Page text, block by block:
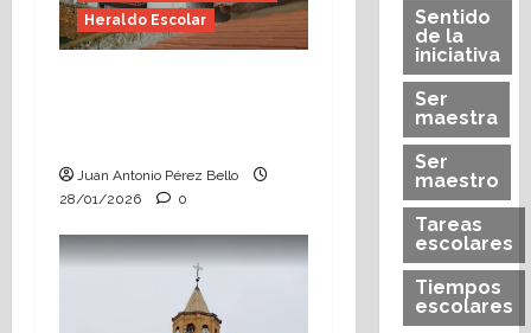
Heraldo Escolar
Juan Antonio Pérez Bello
28/01/2026
0
Sentido
de la
iniciativa
Ser
maestra
Ser
maestro
Tareas
escolares
Tiempos
escolares